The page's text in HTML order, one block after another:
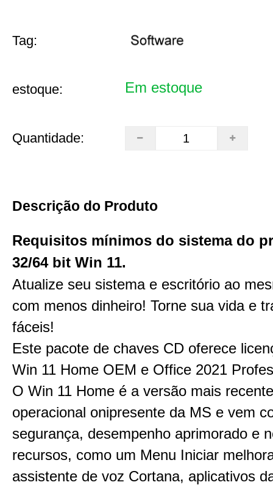
Tag:
estoque: Em estoque
Quantidade:
Descrição do Produto
Requisitos mínimos do sistema do
32/64 bit Win 11.
Atualize seu sistema e escritório ao
com menos dinheiro! Torne sua vida e
fáceis!
Este pacote de chaves CD oferece
Win 11 Home OEM e Office 2021
O Win 11 Home é a versão mais
operacional onipresente da MS e vem
segurança, desempenho aprimorado e
recursos, como um Menu Iniciar
assistente de voz Cortana, aplicativos